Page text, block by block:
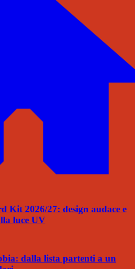
Kit 2026/27: design audace e
luce UV
dalla lista partenti a un